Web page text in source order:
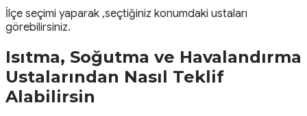
İlçe seçimi yaparak ,seçtiğiniz konumdaki ustaları
görebilirsiniz.
Isıtma, Soğutma ve Havalandırma
Ustalarından Nasıl Teklif
Alabilirsin